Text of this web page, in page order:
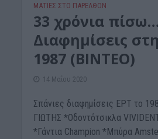
ΜΑΤΙΕΣ ΣΤΟ ΠΑΡΕΛΘΟΝ
33 χρόνια πίσω…
Διαφημίσεις
1987 (ΒΙΝΤΕΟ)
14 Μαΐου 2020
Σπάνιες διαφημίσεις ΕΡΤ το
ΓΙΩΤΗΣ *Οδοντότσικλα
*Γάντια Champion *Μπύρα